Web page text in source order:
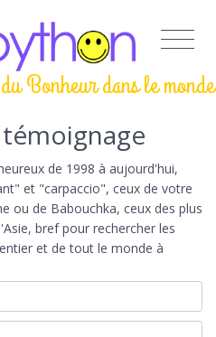
Bonheur dans le monde
de 1998 à aujourd'hui,
et "carpaccio", ceux de votre
ou de Babouchka, ceux des plus
bref pour rechercher les
et de tout le monde à